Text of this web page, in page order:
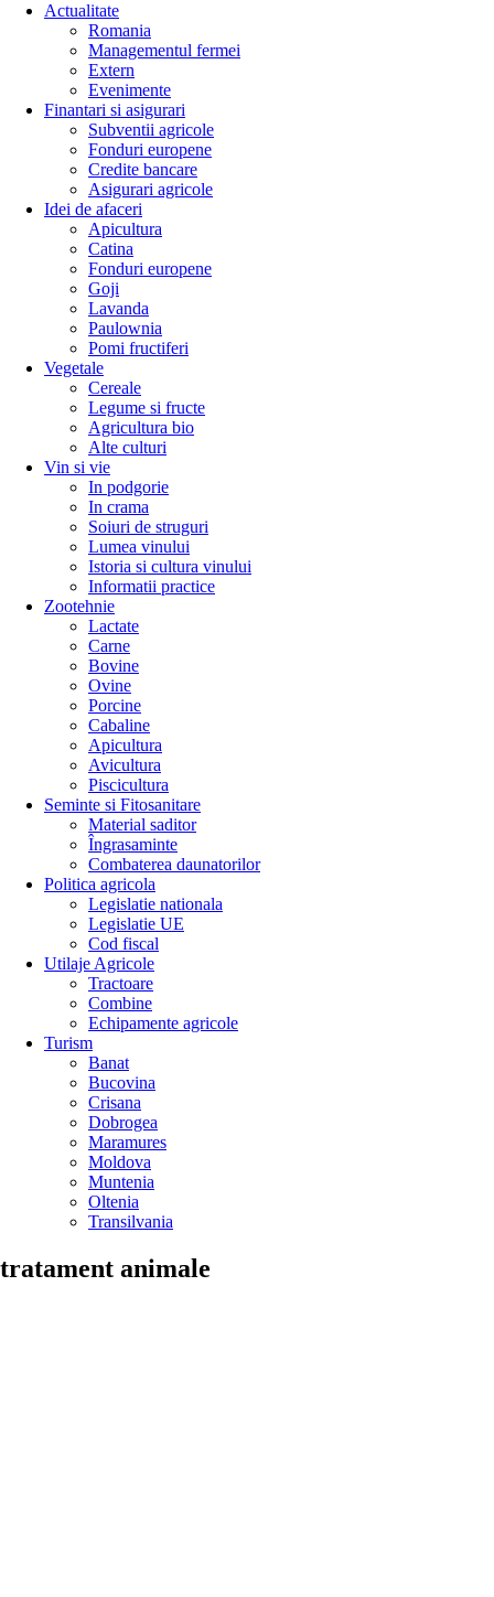
Actualitate
Romania
Managementul fermei
Extern
Evenimente
Finantari si asigurari
Subventii agricole
Fonduri europene
Credite bancare
Asigurari agricole
Idei de afaceri
Apicultura
Catina
Fonduri europene
Goji
Lavanda
Paulownia
Pomi fructiferi
Vegetale
Cereale
Legume si fructe
Agricultura bio
Alte culturi
Vin si vie
In podgorie
In crama
Soiuri de struguri
Lumea vinului
Istoria si cultura vinului
Informatii practice
Zootehnie
Lactate
Carne
Bovine
Ovine
Porcine
Cabaline
Apicultura
Avicultura
Piscicultura
Seminte si Fitosanitare
Material saditor
Îngrasaminte
Combaterea daunatorilor
Politica agricola
Legislatie nationala
Legislatie UE
Cod fiscal
Utilaje Agricole
Tractoare
Combine
Echipamente agricole
Turism
Banat
Bucovina
Crisana
Dobrogea
Maramures
Moldova
Muntenia
Oltenia
Transilvania
tratament animale